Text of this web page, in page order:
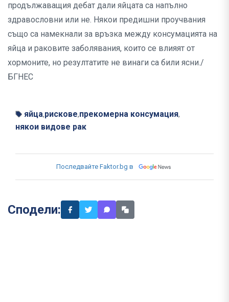
продължаващия дебат дали яйцата са напълно
здравословни или не. Някои предишни проучвания
също са намекнали за връзка между консумацията на
яйца и раковите заболявания, които се влияят от
хормоните, но резултатите не винаги са били ясни./
БГНЕС
яйца,рискове,прекомерна консумация,
някои видове рак
Последвайте Faktor.bg в
Сподели: